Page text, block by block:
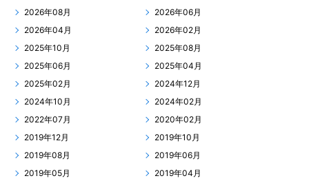
2026年08月
2026年06月
2026年04月
2026年02月
2025年10月
2025年08月
2025年06月
2025年04月
2025年02月
2024年12月
2024年10月
2024年02月
2022年07月
2020年02月
2019年12月
2019年10月
2019年08月
2019年06月
2019年05月
2019年04月